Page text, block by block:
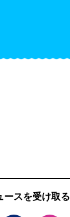
ースを受け取る